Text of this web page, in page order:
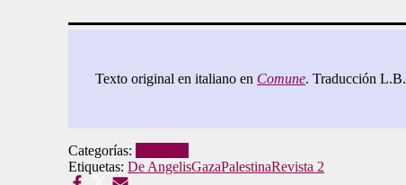
Texto original en italiano en Comune. Traducción L.B.
Categorías:
Etiquetas:De AngelisGazaPalestinaRevista 2